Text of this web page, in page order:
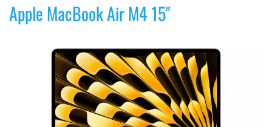
Apple MacBook Air M4 15"